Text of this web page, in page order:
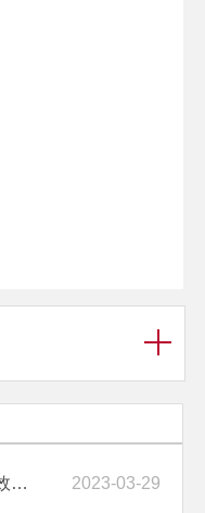
市发展改革委2022年度项目绩效自评报告（2022年农产品成本调查经费） 2023-03-29